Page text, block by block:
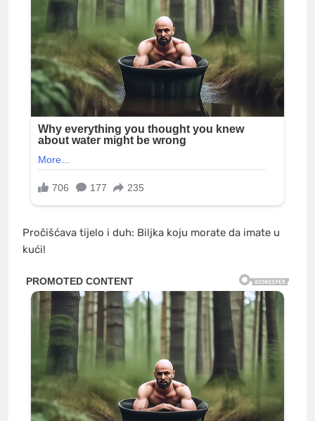
Pročišćava tijelo i duh: Biljka koju morate da imate u
kući!